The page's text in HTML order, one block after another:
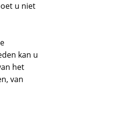
u niet
kan u
het
van